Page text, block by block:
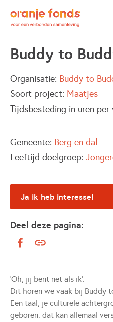
Buddy to
Organisatie: Buddy to
Soort project: Maatjes
Tijdsbesteding in uren per
Gemeente: Berg en dal
Leeftijd doelgroep:
Ja ik heb interesse!
Deel deze pagina:
‘Oh, jij bent net als ik’.
Dit horen we vaak bij Buddy
Een taal, je culturele
geboren: dat kan allemaal